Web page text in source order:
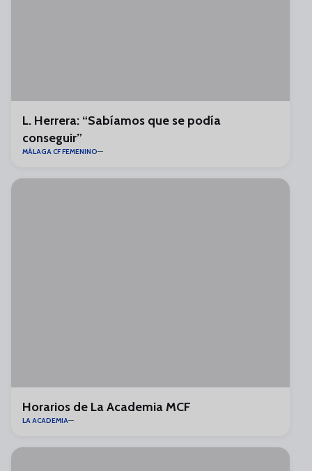
L. Herrera: “Sabíamos que se podía
conseguir”
MÁLAGA CF FEMENINO
Horarios de La Academia MCF
LA ACADEMIA